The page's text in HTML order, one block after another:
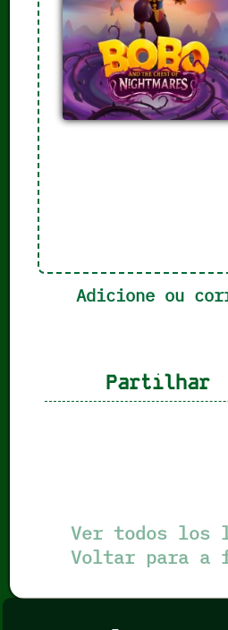
Adicione ou
Partilhar
Ver todos los
Voltar para a